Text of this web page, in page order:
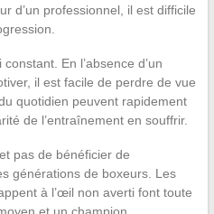
d’un professionnel, il est difficile
En l’absence d’un
il est facile de perdre de vue
quotidien peuvent rapidement
de l’entraînement en souffrir.
pas de bénéficier de
générations de boxeurs. Les
à l’œil non averti font toute